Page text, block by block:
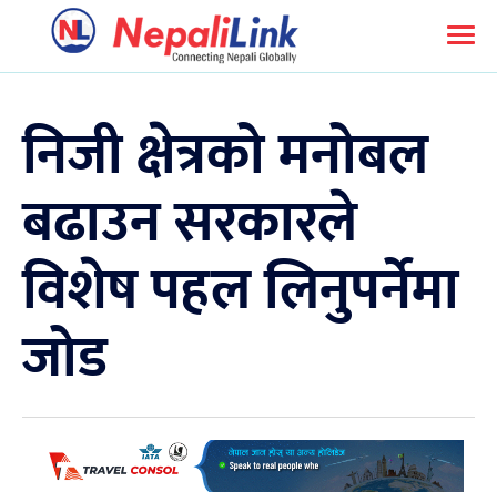
निजी क्षेत्रको मनोबल
बढाउन सरकारले
विशेष पहल लिनुपर्नेमा
जोड